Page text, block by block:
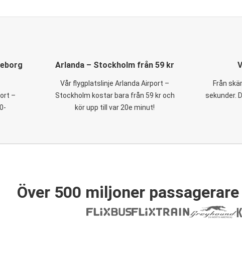
–
Arlanda – Stockholm från 59 kr
Vår flygplatslinje Arlanda Airport –
Stockholm kostar bara från 59 kr och
kör upp till var 20e minut!
Från
sekunder.
Över 500 miljoner